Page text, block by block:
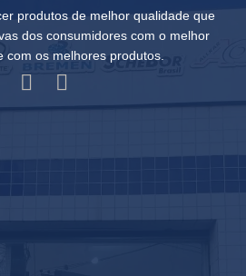
produtos de melhor qualidade que
dos consumidores com o melhor
com os melhores produtos.